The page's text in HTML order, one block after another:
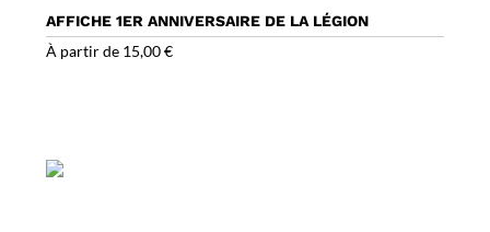
AFFICHE 1ER ANNIVERSAIRE DE LA LÉGION
À partir de 15,00€